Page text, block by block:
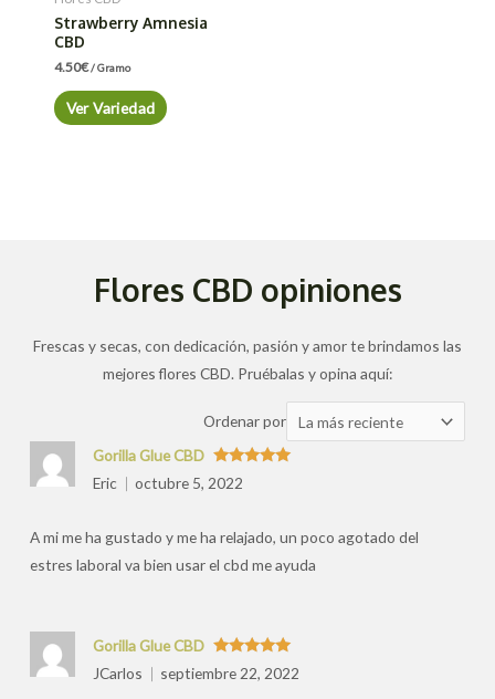
Strawberry Amnesia
CBD
4.50€/ Gramo
Ver Variedad
Flores CBD opiniones
Frescas y secas, con dedicación, pasión y amor te brindamos las
mejores flores CBD. Pruébalas y opina aquí:
Ordenar por Ordenar
las
Valorado
con
Gorilla Glue CBD
Eric
octubre 5, 2022
A mi me ha gustado y me ha relajado, un poco agotado del
estres laboral va bien usar el cbd me ayuda
Valorado
con5de 5
Gorilla Glue CBD
JCarlos
septiembre 22, 2022